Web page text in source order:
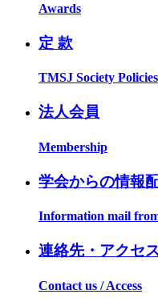
Awards
定 款
TMSJ Society Policies
法人会員
Membership
学会からの情報
Information mail
連絡先・アクセ
Contact us / Access